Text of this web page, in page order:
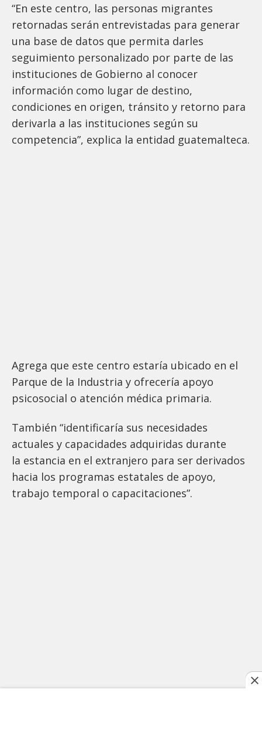
“En este centro, las personas migrantes
retornadas serán entrevistadas para generar
una base de datos que permita darles
seguimiento personalizado por parte de las
instituciones de Gobierno al conocer
información como lugar de destino,
condiciones en origen, tránsito y retorno para
derivarla a las instituciones según su
competencia”, explica la entidad guatemalteca.
Agrega que este centro estaría ubicado en el
Parque de la Industria y ofrecería apoyo
psicosocial o atención médica primaria.
También “identificaría sus necesidades
actuales y capacidades adquiridas durante
la estancia en el extranjero para ser derivados
hacia los programas estatales de apoyo,
trabajo temporal o capacitaciones”.